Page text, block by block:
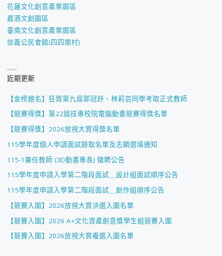
花蓮文化創意產業園區
嘉酒文創園區
臺南文化創意產業園區
信義公民會館(四四南村)
近期更新
【金榜題名】狂賀第九屆郭冠妤、林莉芸同學考取正式教師
【競賽得獎】第22屆技專校院電腦動畫競賽得獎名單
【競賽得獎】2026放視大賞得獎名單
115學年度個人申請面試錄取名單及志願選填通知
115-1兼任教師 (3D動畫專長) 徵聘公告
115學年度申請入學第二階段面試＿設計組面試順序公告
115學年度申請入學第二階段面試＿創作組順序公告
【競賽入圍】2026放視大賞決選入圍名單
【競賽入圍】2026 A+文化資產創意獎學生組競賽入圍
【競賽入圍】2026放視大賞複選入圍名單